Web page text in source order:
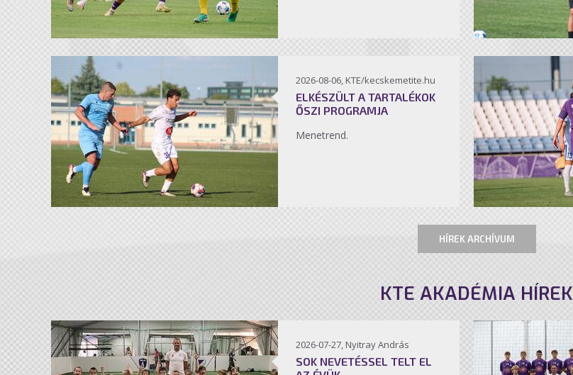
2026-08-06, KTE/kecskemetite.hu
ELKÉSZÜLT A TARTALÉKOK
ŐSZI PROGRAMJA
Menetrend.
HÍREK ARCHÍVUM
KTE AKADÉMIA HÍREK
2026-07-27, Nyitray András
SOK NEVETÉSSEL TELT EL